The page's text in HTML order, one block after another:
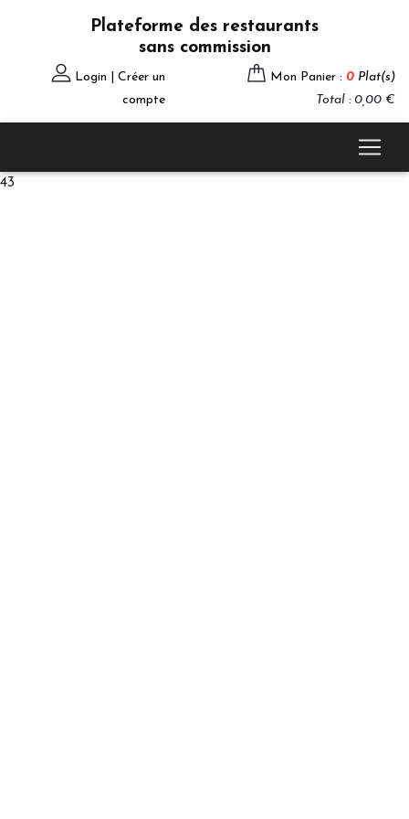
Plateforme des restaurants
sans commission
Login | Créer un
compte
Mon Panier : 0 Plat(s)
Total : 0,00 €
43